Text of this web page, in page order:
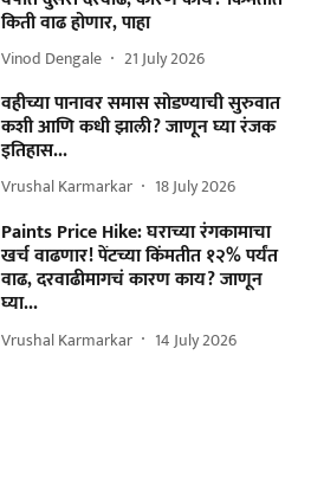
किती वाढ होणार, पाहा
Vinod Dengale 21 July 2026
वहीच्या पानावर समास सोडण्याची सुरुवात
कशी आणि कधी झाली? जाणून घ्या रंजक
इतिहास...
Vrushal Karmarkar 18 July 2026
Paints Price Hike: घराच्या रंगकामाचा
खर्च वाढणार! पेंटच्या किंमतीत १२% पर्यंत
वाढ, दरवाढीमागचं कारण काय? जाणून
घ्या...
Vrushal Karmarkar 14 July 2026